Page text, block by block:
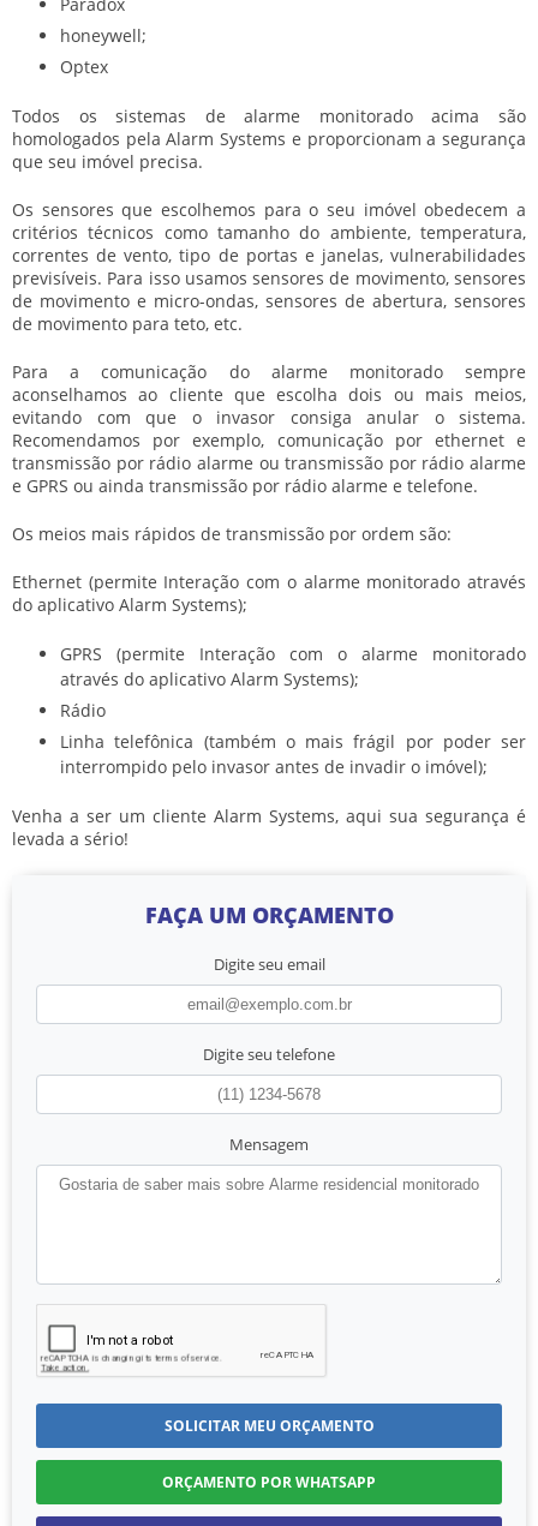
honeywell;
Optex
Todos os sistemas de alarme monitorado acima são
homologados pela Alarm Systems e proporcionam a segurança
que seu imóvel precisa.
Os sensores que escolhemos para o seu imóvel obedecem a
critérios técnicos como tamanho do ambiente, temperatura,
correntes de vento, tipo de portas e janelas, vulnerabilidades
previsíveis. Para isso usamos sensores de movimento, sensores
de movimento e micro-ondas, sensores de abertura, sensores
de movimento para teto, etc.
Para a comunicação do alarme monitorado sempre
aconselhamos ao cliente que escolha dois ou mais meios,
evitando com que o invasor consiga anular o sistema.
Recomendamos por exemplo, comunicação por ethernet e
transmissão por rádio alarme ou transmissão por rádio alarme
e GPRS ou ainda transmissão por rádio alarme e telefone.
Os meios mais rápidos de transmissão por ordem são:
Ethernet (permite Interação com o alarme monitorado através
do aplicativo Alarm Systems);
GPRS (permite Interação com o alarme monitorado
através do aplicativo Alarm Systems);
Rádio
Linha telefônica (também o mais frágil por poder ser
interrompido pelo invasor antes de invadir o imóvel);
Venha a ser um cliente Alarm Systems, aqui sua segurança é
levada a sério!
FAÇA UM ORÇAMENTO
Digite seu email
Digite seu telefone
Mensagem
SOLICITAR MEU ORÇAMENTO
ORÇAMENTO POR WHATSAPP